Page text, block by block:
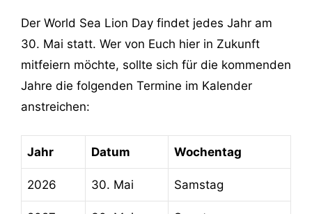
Der World Sea Lion Day findet jedes Jahr am
30. Mai statt. Wer von Euch hier in Zukunft
mitfeiern möchte, sollte sich für die kommenden
Jahre die folgenden Termine im Kalender
anstreichen:
Jahr Datum Wochentag
2026 30. Mai Samstag